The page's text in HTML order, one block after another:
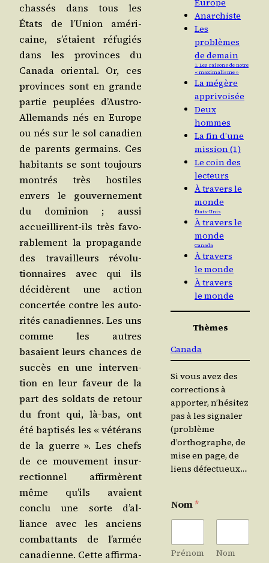
chas­sés dans tous les
États de l’U­nion amé­ri­
caine, s’é­taient réfu­giés
dans les pro­vinces du
Cana­da orien­tal. Or, ces
pro­vinces sont en grande
par­tie peu­plées d’Aus­tro-
Alle­mands nés en Europe
ou nés sur le sol cana­dien
de parents ger­mains. Ces
habi­tants se sont tou­jours
mon­trés très hos­tiles
envers le gou­ver­ne­ment
du domi­nion ; aus­si
accueillirent-ils très favo­
ra­ble­ment la pro­pa­gande
des tra­vailleurs révo­lu­
tion­naires avec qui ils
déci­dèrent une action
concer­tée contre les auto­
ri­tés cana­diennes. Les uns
comme les autres
basaient leurs chances de
suc­cès en une inter­ven­
tion en leur faveur de la
part des sol­dats de retour
du front qui, là-bas, ont
été bap­ti­sés les « vété­rans
de la guerre ». Les chefs
de ce mou­ve­ment insur­
rec­tion­nel affir­mèrent
même qu’ils avaient
conclu une sorte d’al­
liance avec les anciens
com­bat­tants de l’ar­mée
cana­dienne. Cette affir­ma­
Europe
Anarchiste
Les
problèmes
de demain
1. Les raisons de notre
« maximalisme »
La mégère
apprivoisée
Deux
hommes
La fin d’une
mission (1)
Le coin des
lecteurs
À travers le
monde
États-Unis
À travers le
monde
Canada
À travers
le monde
À travers
le monde
Thèmes
Canada
Si vous avez des
corrections à
apporter, n’hésitez
pas à les signaler
(problème
d’orthographe, de
mise en page, de
liens défectueux…
Nom*
Prénom Nom